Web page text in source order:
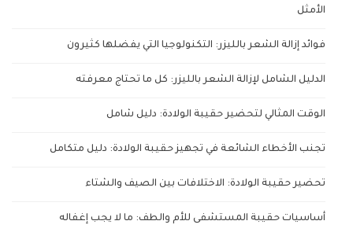
الأمثل
فوائد إزالة الشعر بالليزر: التكنولوجيا التي يفضلها كثيرون
الدليل الشامل لإزالة الشعر بالليزر: كل ما تحتاج معرفته
الوقت المثالي لتحضير حقيبة الولادة: دليل شامل
تجنب الأخطاء الشائعة في تجهيز حقيبة الولادة: دليل متكامل
تحضير حقيبة الولادة: الاختلافات بين الصيف والشتاء
أساسيات حقيبة المستشفى للأم والطف: ما لا يجب إغفاله